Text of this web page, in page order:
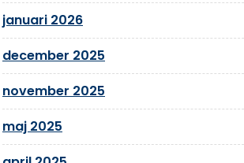
januari 2026
december 2025
november 2025
maj 2025